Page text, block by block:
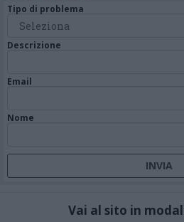
Tipo di problema
Descrizione
Email
Nome
Vai al sito in